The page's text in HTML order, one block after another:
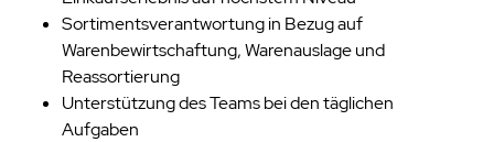
Sortimentsverantwortung in Bezug auf
Warenbewirtschaftung, Warenauslage und
Reassortierung
Unterstützung des Teams bei den täglichen
Aufgaben